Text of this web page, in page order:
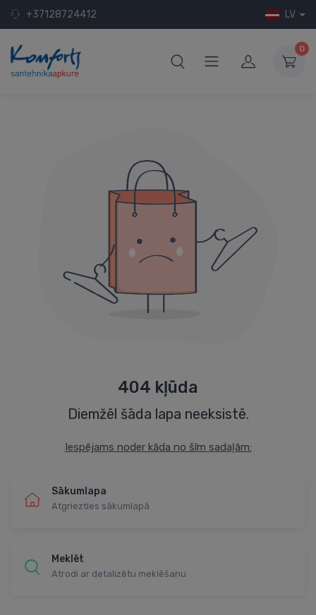
+37128724412 LV
0
404 kļūda
Diemžēl šāda lapa neeksistē.
Iespējams noder kāda no šīm sadaļām:
Sākumlapa
Atgriezties sākumlapā
Meklēt
Atrodi ar detalizētu meklēšanu